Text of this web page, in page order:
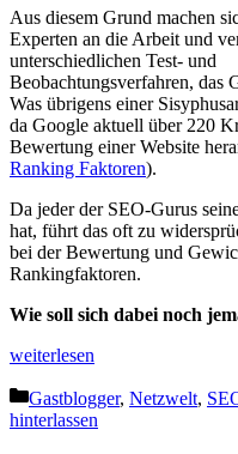
Aus diesem Grund machen
Experten an die Arbeit und
unterschiedlichen Test- und
Beobachtungsverfahren, das
Was übrigens einer
da Google aktuell über 220
Bewertung einer Website
Ranking Faktoren).
Da jeder der SEO-Gurus
hat, führt das oft zu
bei der Bewertung und
Rankingfaktoren.
Wie soll sich dabei noch
weiterlesen
Kategorien
Gastblogger, Netzwelt,
hinterlassen